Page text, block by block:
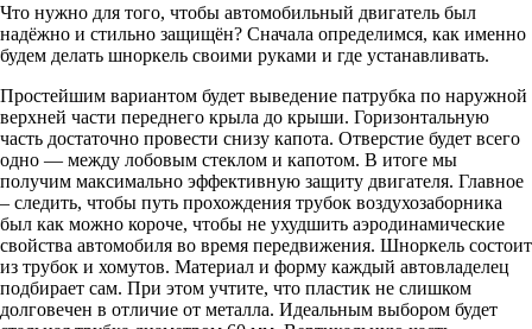
Что нужно для того, чтобы автомобильный двигатель был
надёжно и стильно защищён? Сначала определимся, как именно
будем делать шноркель своими руками и где устанавливать.
Простейшим вариантом будет выведение патрубка по наружной
верхней части переднего крыла до крыши. Горизонтальную
часть достаточно провести снизу капота. Отверстие будет всего
одно — между лобовым стеклом и капотом. В итоге мы
получим максимально эффективную защиту двигателя. Главное
– следить, чтобы путь прохождения трубок воздухозаборника
был как можно короче, чтобы не ухудшить аэродинамические
свойства автомобиля во время передвижения. Шноркель состоит
из трубок и хомутов. Материал и форму каждый автовладелец
подбирает сам. При этом учтите, что пластик не слишком
долговечен в отличие от металла. Идеальным выбором будет